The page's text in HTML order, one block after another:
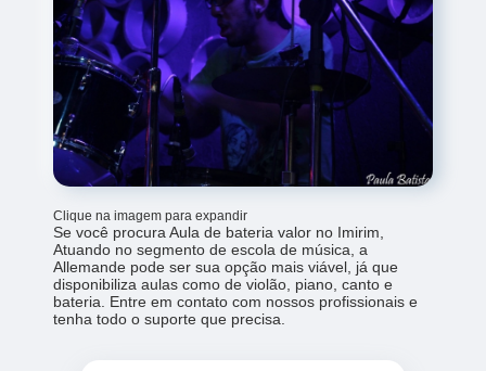
Clique na imagem para expandir
Se você procura Aula de bateria valor no Imirim,
Atuando no segmento de escola de música, a
Allemande pode ser sua opção mais viável, já que
disponibiliza aulas como de violão, piano, canto e
bateria. Entre em contato com nossos profissionais e
tenha todo o suporte que precisa.